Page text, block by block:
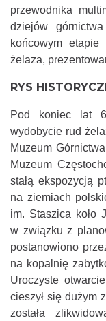
przewodnika
dziejów
końcowym
żelaza,
RYS
Pod koniec lat
wydobycie rud
Muzeum
Muzeum
stałą ekspozycją
na ziemiach
im. Staszica koło
w związku z
postanowiono
na kopalnię
Uroczyste
cieszył się dużym
została